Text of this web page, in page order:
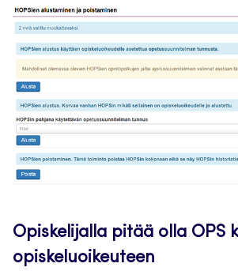
Opiskelijalla pitää olla OPS
opiskeluoikeuteen